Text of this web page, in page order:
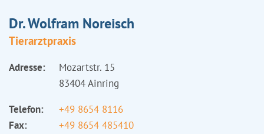
Dr. Wolfram Noreisch
Tierarztpraxis
Adresse:
Mozartstr. 15
83404 Ainring
Telefon:
+49 8654 8116
Fax:
+49 8654 485410